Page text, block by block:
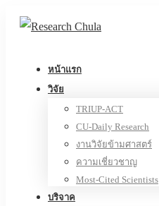
หน้าแรก
วิจัย
TRIUP-ACT
CU-Daily Research
งานวิจัยข้ามศาสตร์
ความเชี่ยวชาญ
Most-Cited Scientists
บริจาค